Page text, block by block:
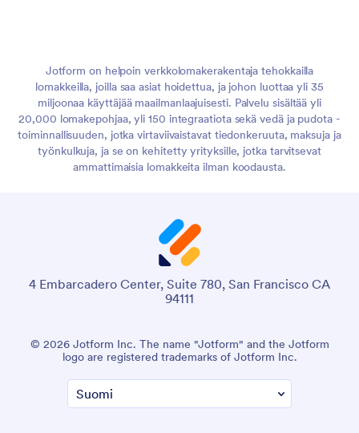
Jotform on helpoin verkkolomakerakentaja tehokkailla
lomakkeilla, joilla saa asiat hoidettua, ja johon luottaa yli 35
miljoonaa käyttäjää maailmanlaajuisesti. Palvelu sisältää yli
20,000 lomakepohjaa, yli 150 integraatiota sekä vedä ja pudota -
toiminnallisuuden, jotka virtaviivaistavat tiedonkeruuta, maksuja ja
työnkulkuja, ja se on kehitetty yrityksille, jotka tarvitsevat
ammattimaisia lomakkeita ilman koodausta.
4 Embarcadero Center, Suite 780, San Francisco CA
94111
© 2026 Jotform Inc. The name "Jotform" and the Jotform
logo are registered trademarks of Jotform Inc.